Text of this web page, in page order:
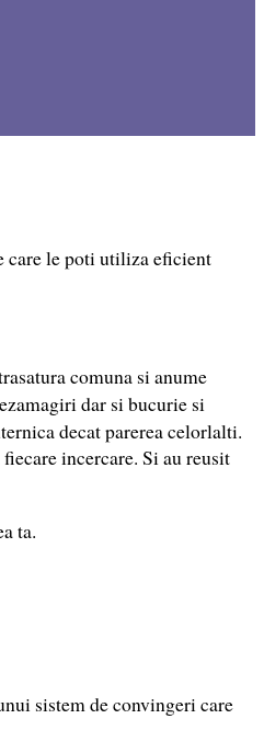
care le poti utiliza eficient
comuna si anume
dar si bucurie si
decat parerea celorlalti.
incercare. Si au reusit
ta.
sistem de convingeri care